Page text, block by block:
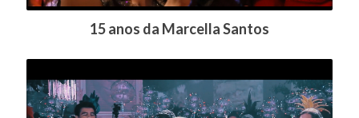
15 anos da Marcella Santos